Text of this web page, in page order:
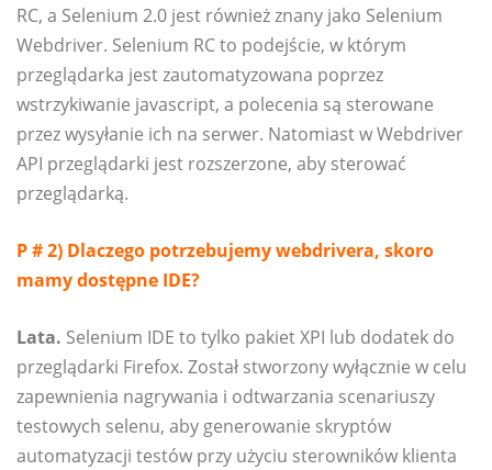
RC, a Selenium 2.0 jest również znany jako Selenium
Webdriver. Selenium RC to podejście, w którym
przeglądarka jest zautomatyzowana poprzez
wstrzykiwanie javascript, a polecenia są sterowane
przez wysyłanie ich na serwer. Natomiast w Webdriver
API przeglądarki jest rozszerzone, aby sterować
przeglądarką.
P # 2) Dlaczego potrzebujemy webdrivera, skoro
mamy dostępne IDE?
Lata. Selenium IDE to tylko pakiet XPI lub dodatek do
przeglądarki Firefox. Został stworzony wyłącznie w celu
zapewnienia nagrywania i odtwarzania scenariuszy
testowych selenu, aby generowanie skryptów
automatyzacji testów przy użyciu sterowników klienta